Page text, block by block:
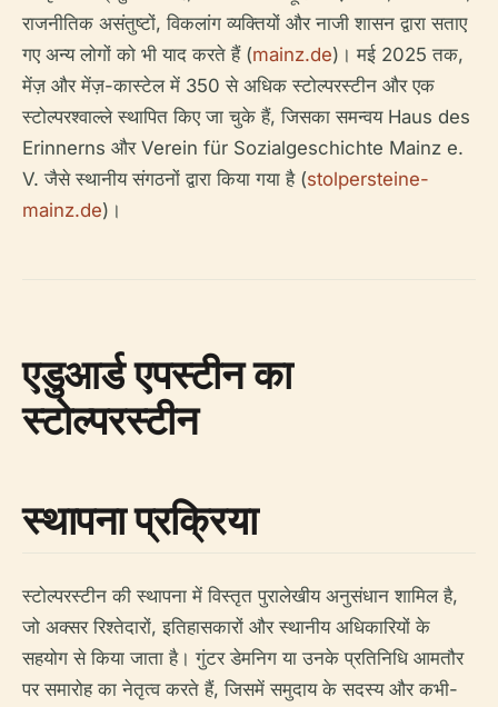
राजनीतिक असंतुष्टों, विकलांग व्यक्तियों और नाजी शासन द्वारा सताए
गए अन्य लोगों को भी याद करते हैं (mainz.de)। मई 2025 तक,
मेंज़ और मेंज़-कास्टेल में 350 से अधिक स्टोल्परस्टीन और एक
स्टोल्परश्वाल्ले स्थापित किए जा चुके हैं, जिसका समन्वय Haus des
Erinnerns और Verein für Sozialgeschichte Mainz e.
V. जैसे स्थानीय संगठनों द्वारा किया गया है (stolpersteine-
mainz.de)।
एडुआर्ड एपस्टीन का
स्टोल्परस्टीन
स्थापना प्रक्रिया
स्टोल्परस्टीन की स्थापना में विस्तृत पुरालेखीय अनुसंधान शामिल है,
जो अक्सर रिश्तेदारों, इतिहासकारों और स्थानीय अधिकारियों के
सहयोग से किया जाता है। गुंटर डेमनिग या उनके प्रतिनिधि आमतौर
पर समारोह का नेतृत्व करते हैं, जिसमें समुदाय के सदस्य और कभी-